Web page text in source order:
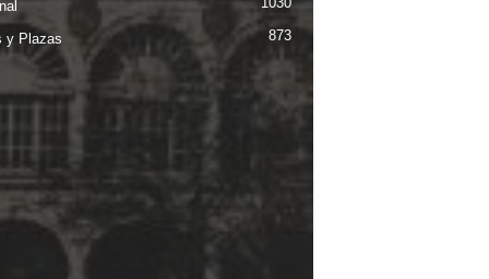
y Plazas 873